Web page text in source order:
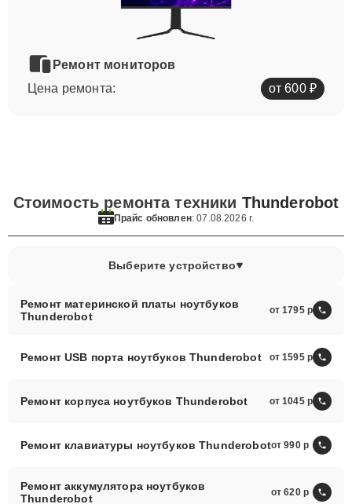
Ремонт мониторов
Цена ремонта:
от 600 ₽
Стоимость ремонта техники Thunderobot
Прайс обновлен: 07.08.2026 г.
Выберите устройство
Ремонт материнской платы ноутбуков
Thunderobot
от 1795
Ремонт USB порта ноутбуков Thunderobot от 1595
Ремонт корпуса ноутбуков Thunderobot от 1045
Ремонт клавиатуры ноутбуков Thunderobotот 990
Ремонт аккумулятора ноутбуков
Thunderobot
от 620